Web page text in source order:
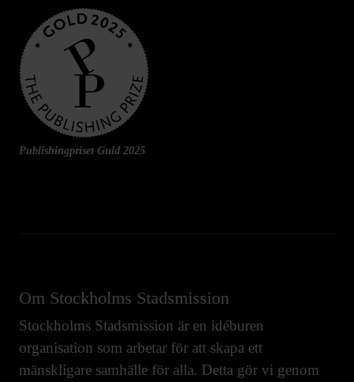
Publishingpriset Guld 2025
Om Stockholms Stadsmission
Stockholms Stadsmission är en idéburen
organisation som arbetar för att skapa ett
mänskligare samhälle för alla. Detta gör vi genom